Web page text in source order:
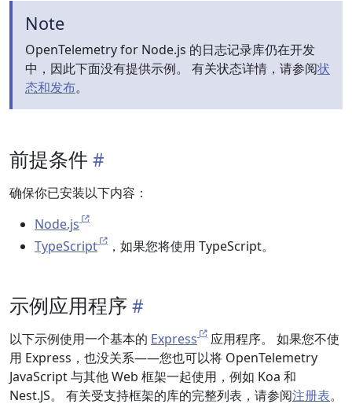
Note
OpenTelemetry for Node.js 的日志记录库仍在开发
中，因此下面没有提供示例。 有关状态详情，请参阅状
态和发布。
前提条件
确保你已安装以下内容：
Node.js
TypeScript
，如果您将使用 TypeScript。
示例应用程序
以下示例使用一个基本的 Express
应用程序。 如果您不使
用 Express，也没关系——您也可以将 OpenTelemetry
JavaScript 与其他 Web 框架一起使用，例如 Koa 和
Nest.JS。 有关受支持框架的库的完整列表，请参阅注册表。